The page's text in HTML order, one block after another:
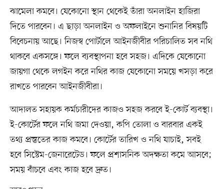
ঝামেলা কমবে। যেকোনো স্থান থেকেই তাঁরা অনলাইন হাজিরা
দিতে পারবেন। এ ছাড়া অনলাইন ও অফলাইনে শুনানির বিষয়টি
বিবেচনায় আছে। নিজস্ব পোর্টালে আইনজীবীর পরিচালিত সব নথি
থাকবে একসঙ্গে। ফলে ব্যবস্থাপনা হবে সহজ। এদিকে যেকোনো
জায়গা থেকে লগইন করে নথির কাজ যেকোনো সময়ে খসড়া করে
রাখতে পারবেন আইনজীবীরা।
আদালত সহায়ক কর্মচারীদের কাজও সহজ করবে ই-কোর্ট ব্যবস্থা।
ই-কোর্টের ফলে নথি জমা দেওয়া, কপি তোলা ও বারবার একই
তথ্য প্রস্তুতের কাজ কমবে। কোর্টের তারিখ ও নথি যাচাই, সবই
হবে সিস্টেম-জেনারেটেড। ফলে প্রশাসনিক অদক্ষতা কমে আসবে;
সময় বাঁচবে এবং কাজ হবে দ্রুত।